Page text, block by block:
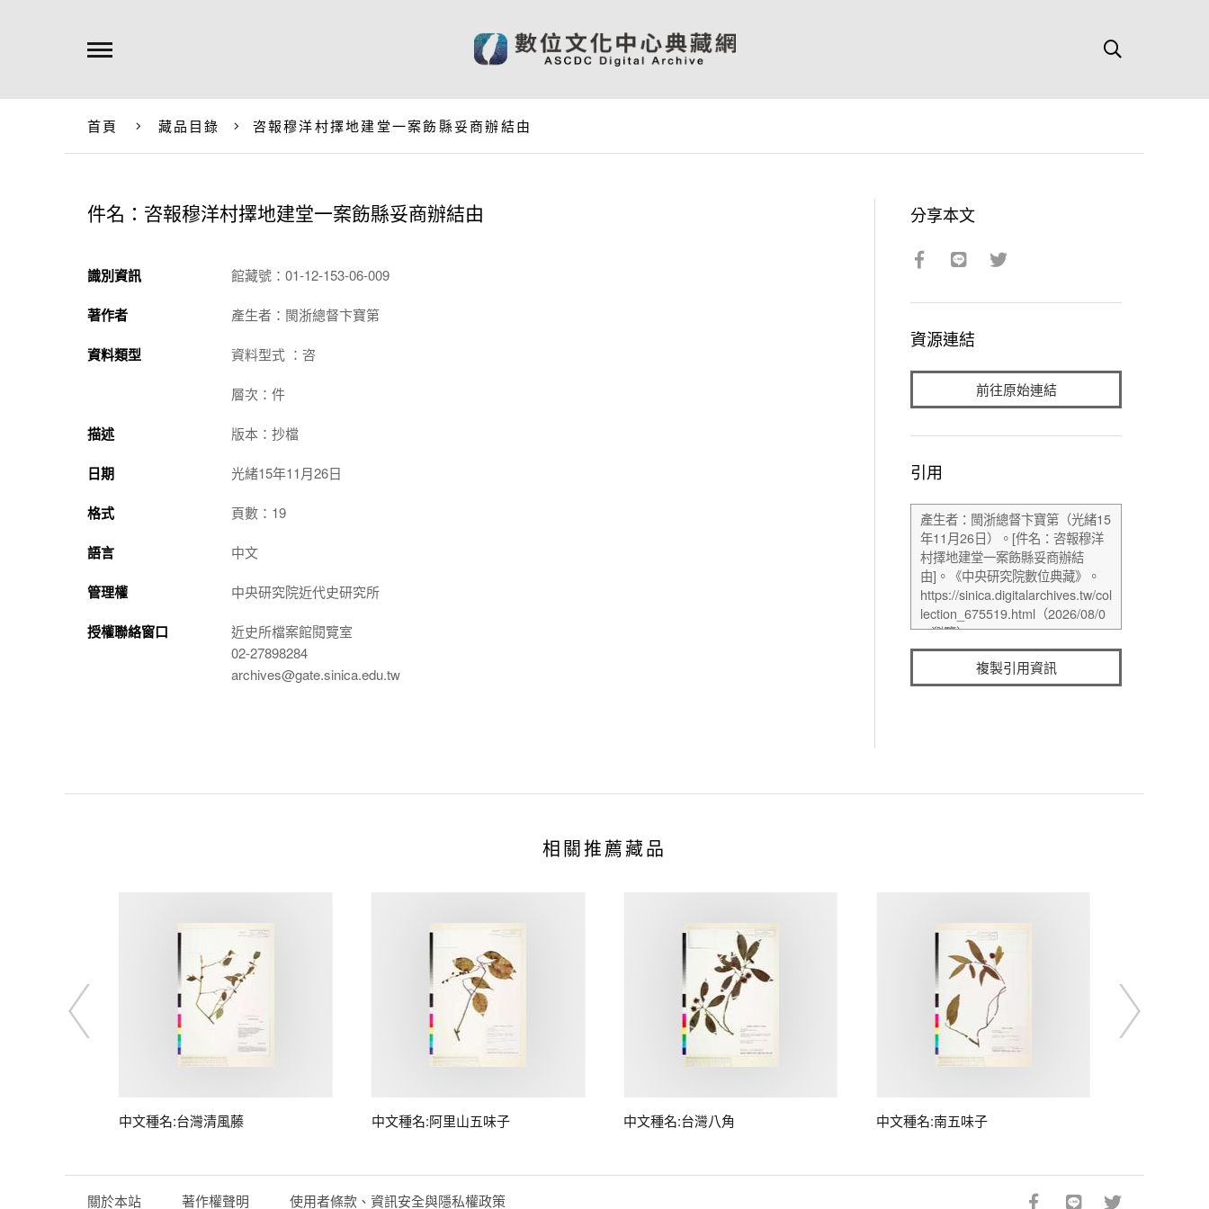
首頁 藏品目錄 咨報穆洋村擇地建堂一案飭縣妥商辦結由
件名：咨報穆洋村擇地建堂一案飭縣妥商辦結由
識別資訊 館藏號：01-12-153-06-009
著作者 產生者：閩浙總督卞寶第
資料類型 資料型式 ：咨
層次：件
描述 版本：抄檔
日期 光緒15年11月26日
格式 頁數：19
語言 中文
管理權 中央研究院近代史研究所
授權聯絡窗口
近史所檔案館閱覽室
02-27898284
archives@gate.sinica.edu.tw
分享本文
資源連結
前往原始連結
引用
複製引用資訊
相關推薦藏品
中文種名:台灣清風藤 中文種名:阿里山五味子 中文種名:台灣八角 中文種名:南五味子
關於本站 著作權聲明 使用者條款、資訊安全與隱私權政策